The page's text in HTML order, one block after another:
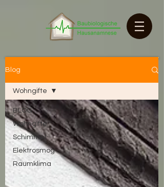
Blog
BLOG
Wohngifte
Schimmel
Elektrosmog
Raumklima
Wohngifte